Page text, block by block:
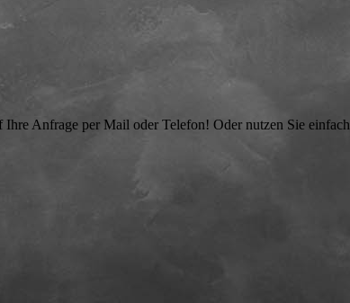
Anfrage per Mail oder Telefon! Oder nutzen Sie einfach